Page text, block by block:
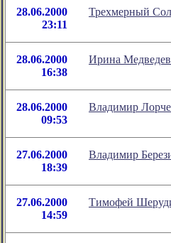
28.06.2000
23:11
Трехмерный
28.06.2000
16:38
Ирина
28.06.2000
09:53
Владимир
27.06.2000
18:39
Владимир
27.06.2000
14:59
Тимофей